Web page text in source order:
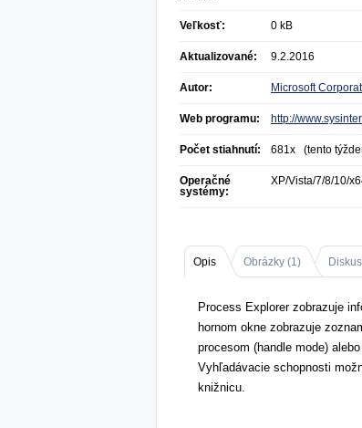
Veľkosť: 0 kB
Aktualizované: 9.2.2016
Autor: Microsoft
Web programu: http://
Počet stiahnutí: 681x (tento
Operačné
systémy:
XP/Vista/7/8/10/
Opis Obrázky (1)
Process Explorer zobrazuje
hornom okne zobrazuje
procesom (handle mode)
Vyhľadávacie schopnosti
knižnicu.